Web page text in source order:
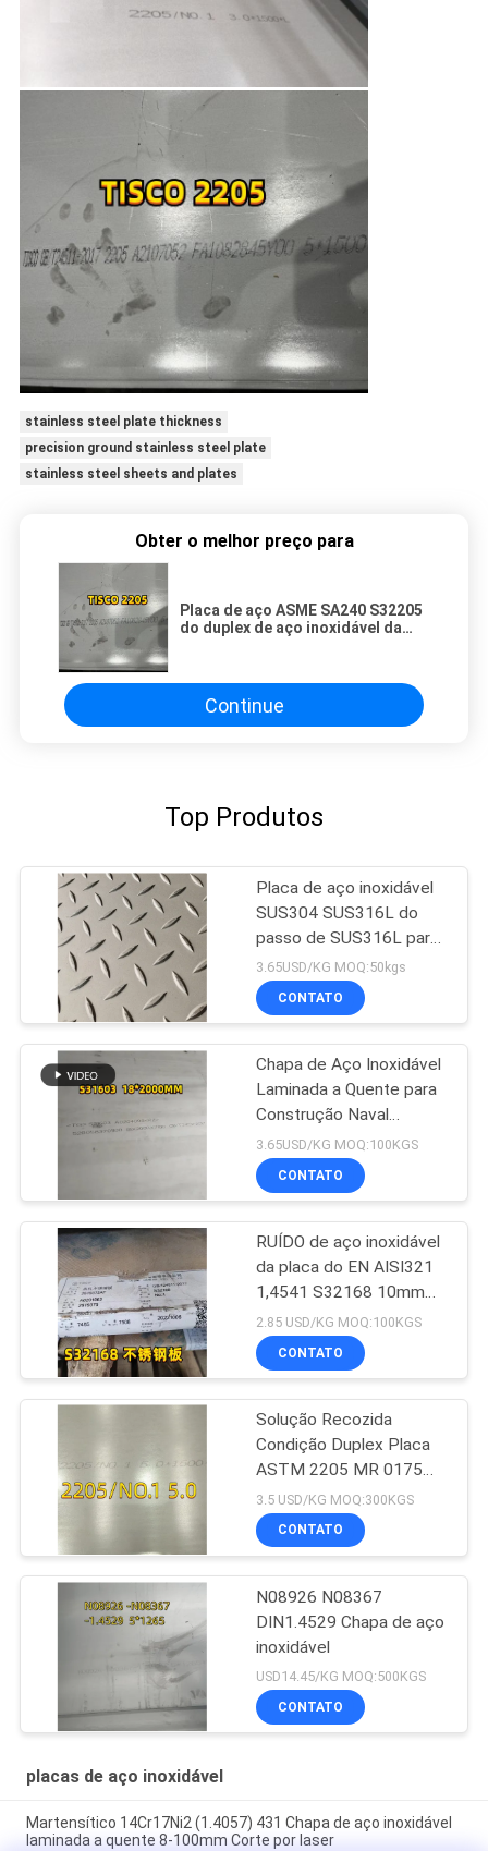
stainless steel plate thickness
precision ground stainless steel plate
stainless steel sheets and plates
Obter o melhor preço para
Placa de aço ASME SA240 S32205
do duplex de aço inoxidável da
Continue
Top Produtos
Placa de aço inoxidável
SUS304 SUS316L do
passo de SUS316L para
o revestimento
3.65USD/KG MOQ:50kgs
CONTATO
Chapa de Aço Inoxidável
Laminada a Quente para
Construção Naval
Marítima
3.65USD/KG MOQ:100KGS
CONTATO
RUÍDO de aço inoxidável
da placa do EN AISI321
1,4541 S32168 10mm
laminado a alta
temperatura para a
caldeira
2.85 USD/KG MOQ:100KGS
CONTATO
Solução Recozida
Condição Duplex Placa
ASTM 2205 MR 0175
6000 X 1500 X 6 Thk
3.5 USD/KG MOQ:300KGS
CONTATO
N08926 N08367
DIN1.4529 Chapa de aço
inoxidável
USD14.45/KG MOQ:500KGS
CONTATO
placas de aço inoxidável
Martensítico 14Cr17Ni2 (1.4057) 431 Chapa de aço inoxidável
laminada a quente 8-100mm Corte por laser